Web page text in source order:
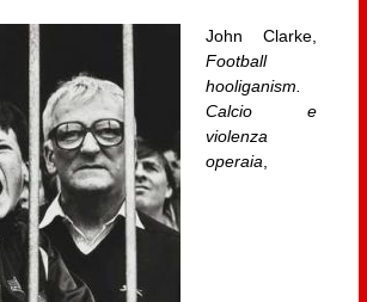
John Clarke,
Football
hooliganism.
Calcio e
violenza
operaia